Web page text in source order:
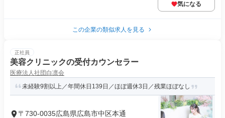
気になる
この企業の類似求人を見る
正社員
美容クリニックの受付カウンセラー
医療法人社団白凛会
未経験9割以上／年間休日139日／ほぼ週休3日／残業ほぼなし
〒730-0035広島県広島市中区本通